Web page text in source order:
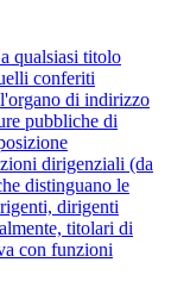
qualsiasi titolo
conferiti
di indirizzo
pubbliche di
dirigenziali (da
distinguano le
dirigenti
titolari di
con funzioni